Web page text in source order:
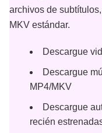
archivos de
MKV estándar.
Descargue
Descargue
MP4/MKV
Descargue
recién